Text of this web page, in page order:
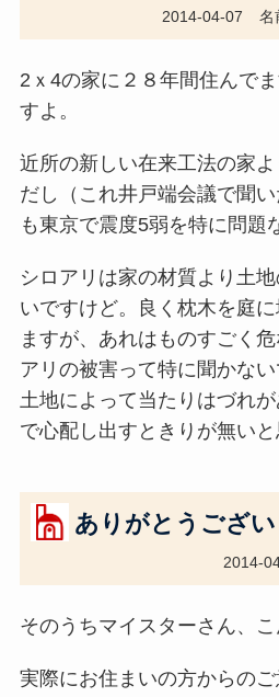
2014-04-07 名
2ｘ4の家に２８年間住んで
すよ。
近所の新しい在来工法の家
だし（これ井戸端会議で聞
も東京で震度5弱を特に問題
シロアリは家の材質より土
いですけど。良く枕木を庭
ますが、あれはものすごく
アリの被害って特に聞かな
土地によって当たりはづれ
で心配し出すときりが無いと
ありがとうござい
2014-
そのうちマイスターさん、こ
実際にお住まいの方からの